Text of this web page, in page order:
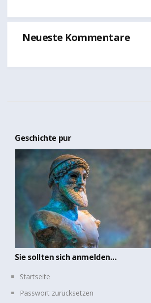
Neueste Kommentare
Geschichte pur
Sie sollten sich anmelden…
Startseite
Passwort zurücksetzen